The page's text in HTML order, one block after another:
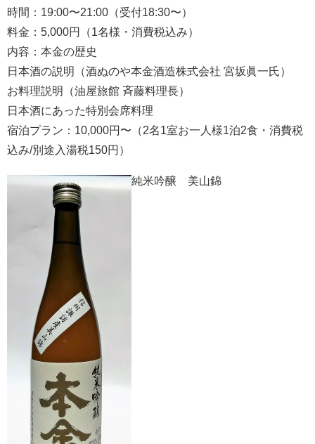
時間：19:00〜21:00（受付18:30〜）
料金：5,000円（1名様・消費税込み）
内容：本金の歴史
日本酒の説明（酒ぬのや本金酒造株式会社 宮坂眞一氏）
お料理説明（油屋旅館 斉藤料理長）
日本酒にあった特別会席料理
宿泊プラン：10,000円〜（2名1室お一人様1泊2食・消費税
込み/別途入湯税150円）
純米吟醸 美山錦